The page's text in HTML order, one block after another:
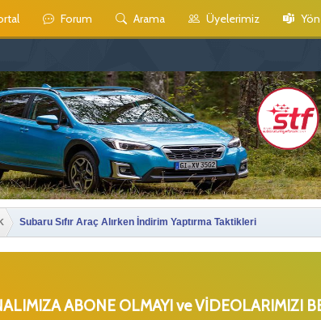
Forum Arama Üyelerimiz
Subaru Sıfır Araç Alırken İndirim Yaptırma Taktikleri
ABONE OLMAYI ve VİDEOLARIMIZI